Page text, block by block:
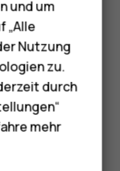
Sie keine
AUF
und um
„Alle
Nutzung
zu.
durch
mehr